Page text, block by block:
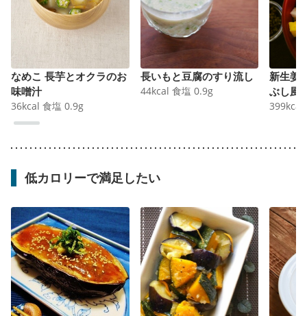
なめこ 長芋とオクラのお
味噌汁
36kcal 食塩 0.9g
長いもと豆腐のすり流し
44kcal 食塩 0.9g
新生姜
ぶし風
399kcal
低カロリーで満足したい